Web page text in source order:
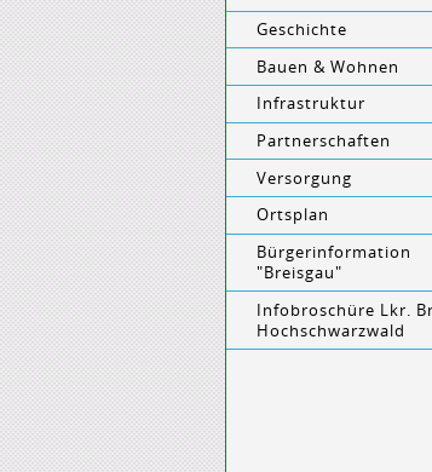
Geschichte
Bauen & Wohnen
Infrastruktur
Partnerschaften
Versorgung
Ortsplan
Bürgerinformation
"Breisgau"
Infobroschüre Lkr.
Hochschwarzwald